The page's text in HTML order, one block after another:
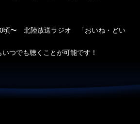
頃〜 北陸放送ラジオ 「おいね・どい
つでも聴くことが可能です！